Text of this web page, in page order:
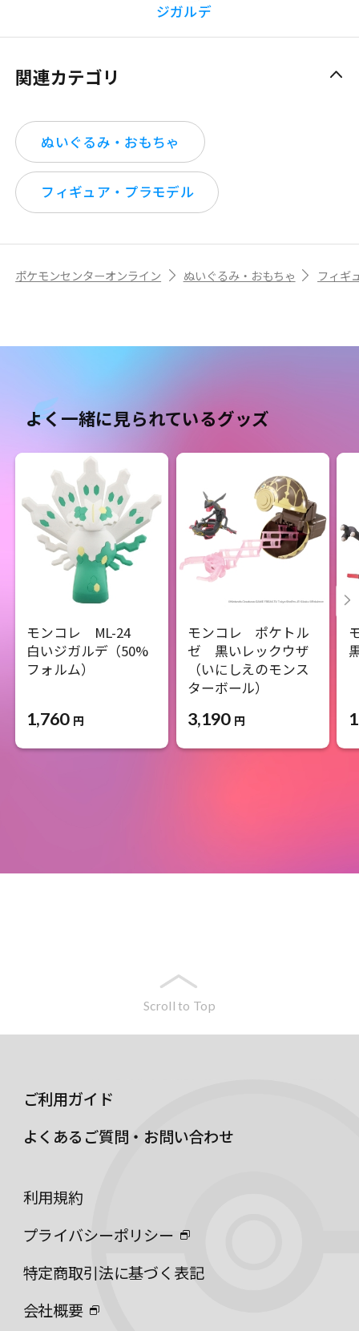
ジガルデ
関連カテゴリ
ぬいぐるみ・おもちゃ
フィギュア・プラモデル
ポケモンセンターオンライン ぬいぐるみ・おもちゃ フィギ
よく一緒に見られているグッズ
モンコレ ML-24
白いジガルデ（50%
フォルム）
1,760 円
モンコレ ポケトル
ゼ 黒いレックウザ
（いにしえのモンス
ターボール）
3,190 円
Scroll to Top
ご利用ガイド
よくあるご質問・お問い合わせ
利用規約
プライバシーポリシー
特定商取引法に基づく表記
会社概要